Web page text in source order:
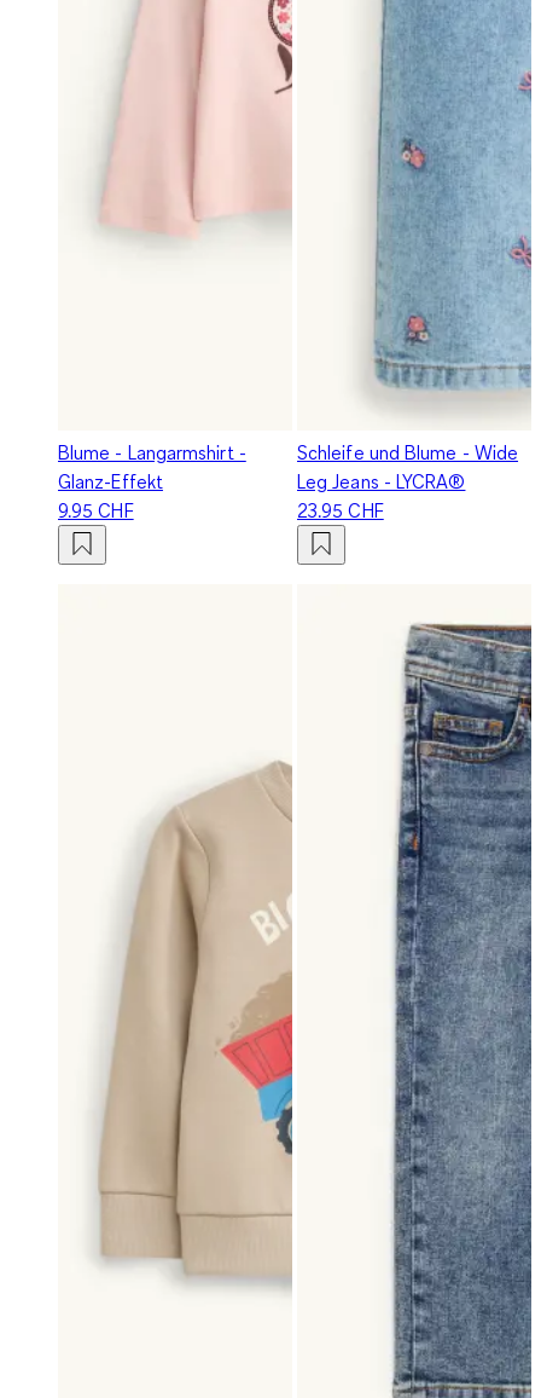
Blume - Langarmshirt -
Glanz-Effekt
9.95 CHF
Schleife und Blume - Wide
Leg Jeans - LYCRA®
23.95 CHF